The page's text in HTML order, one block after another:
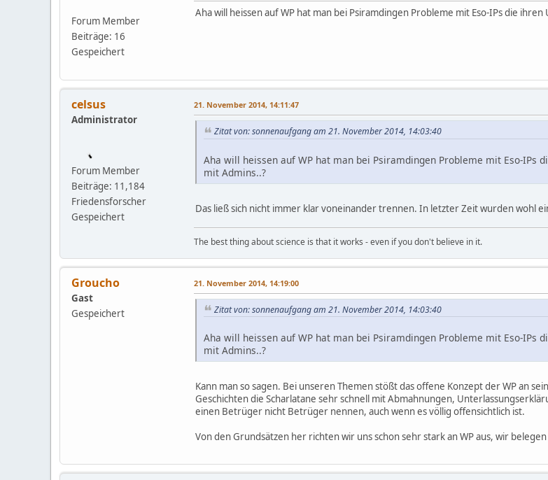
Forum Member
Beiträge: 16
Gespeichert
Aha will heissen auf WP hat man bei Psiramdingen Probleme mit Eso-IPs die
celsus
Administrator
Forum Member
Beiträge: 11,184
Friedensforscher
Gespeichert
21. November 2014, 14:11:47
Zitat von: sonnenaufgang am 21. November 2014, 14:03:40
Aha will heissen auf WP hat man bei Psiramdingen Probleme mit Eso-
mit Admins..?
Das ließ sich nicht immer klar voneinander trennen. In letzter Zeit wurden wohl
The best thing about science is that it works - even if you don't believe in it.
Groucho
Gast
Gespeichert
21. November 2014, 14:19:00
Zitat von: sonnenaufgang am 21. November 2014, 14:03:40
Aha will heissen auf WP hat man bei Psiramdingen Probleme mit Eso-
mit Admins..?
Kann man so sagen. Bei unseren Themen stößt das offene Konzept der WP an
Geschichten die Scharlatane sehr schnell mit Abmahnungen,
einen Betrüger nicht Betrüger nennen, auch wenn es völlig offensichtlich ist.
Von den Grundsätzen her richten wir uns schon sehr stark an WP aus, wir